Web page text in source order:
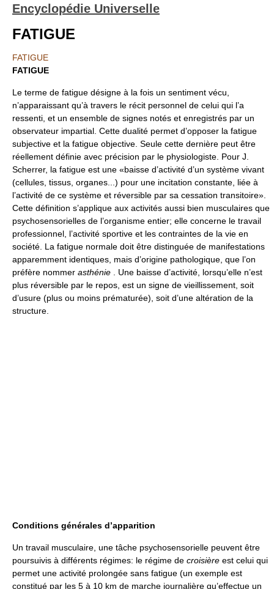
Encyclopédie Universelle
FATIGUE
FATIGUE
FATIGUE
Le terme de fatigue désigne à la fois un sentiment vécu,
n’apparaissant qu’à travers le récit personnel de celui qui l’a
ressenti, et un ensemble de signes notés et enregistrés par un
observateur impartial. Cette dualité permet d’opposer la fatigue
subjective et la fatigue objective. Seule cette dernière peut être
réellement définie avec précision par le physiologiste. Pour J.
Scherrer, la fatigue est une «baisse d’activité d’un système vivant
(cellules, tissus, organes...) pour une incitation constante, liée à
l’activité de ce système et réversible par sa cessation transitoire».
Cette définition s’applique aux activités aussi bien musculaires que
psychosensorielles de l’organisme entier; elle concerne le travail
professionnel, l’activité sportive et les contraintes de la vie en
société. La fatigue normale doit être distinguée de manifestations
apparemment identiques, mais d’origine pathologique, que l’on
préfère nommer asthénie . Une baisse d’activité, lorsqu’elle n’est
plus réversible par le repos, est un signe de vieillissement, soit
d’usure (plus ou moins prématurée), soit d’une altération de la
structure.
Conditions générales d’apparition
Un travail musculaire, une tâche psychosensorielle peuvent être
poursuivis à différents régimes: le régime de croisière est celui qui
permet une activité prolongée sans fatigue (un exemple est
constitué par les 5 à 10 km de marche journalière qu’effectue un